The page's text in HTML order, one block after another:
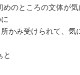
のところの文体が
かみ受けられて、気
と